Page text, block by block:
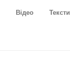
Відео Тексти